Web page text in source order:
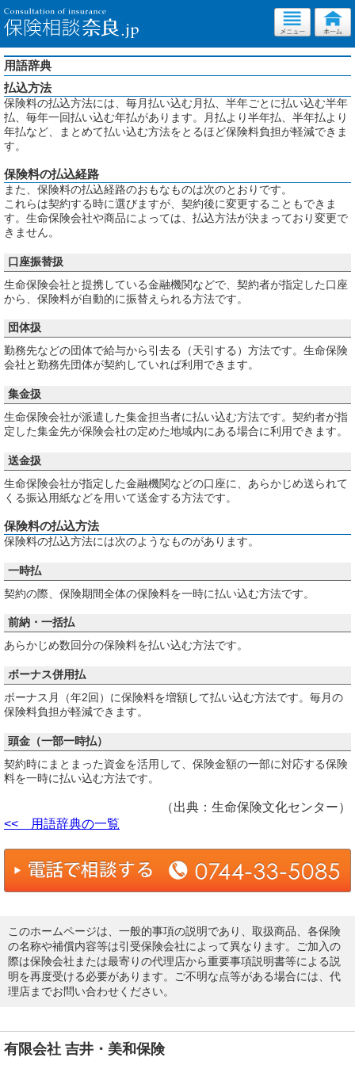
用語辞典
払込方法
保険料の払込方法には、毎月払い込む月払、半年ごとに払い込む半年
払、毎年一回払い込む年払があります。月払より半年払、半年払より
年払など、まとめて払い込む方法をとるほど保険料負担が軽減できま
す。
保険料の払込経路
また、保険料の払込経路のおもなものは次のとおりです。
これらは契約する時に選びますが、契約後に変更することもできま
す。生命保険会社や商品によっては、払込方法が決まっており変更で
きません。
口座振替扱
生命保険会社と提携している金融機関などで、契約者が指定した口座
から、保険料が自動的に振替えられる方法です。
団体扱
勤務先などの団体で給与から引去る（天引する）方法です。生命保険
会社と勤務先団体が契約していれば利用できます。
集金扱
生命保険会社が派遣した集金担当者に払い込む方法です。契約者が指
定した集金先が保険会社の定めた地域内にある場合に利用できます。
送金扱
生命保険会社が指定した金融機関などの口座に、あらかじめ送られて
くる振込用紙などを用いて送金する方法です。
保険料の払込方法
保険料の払込方法には次のようなものがあります。
一時払
契約の際、保険期間全体の保険料を一時に払い込む方法です。
前納・一括払
あらかじめ数回分の保険料を払い込む方法です。
ボーナス併用払
ボーナス月（年2回）に保険料を増額して払い込む方法です。毎月の
保険料負担が軽減できます。
頭金（一部一時払）
契約時にまとまった資金を活用して、保険金額の一部に対応する保険
料を一時に払い込む方法です。
（出典：生命保険文化センター）
<< 用語辞典の一覧
このホームページは、一般的事項の説明であり、取扱商品、各保険
の名称や補償内容等は引受保険会社によって異なります。ご加入の
際は保険会社または最寄りの代理店から重要事項説明書等による説
明を再度受ける必要があります。ご不明な点等がある場合には、代
理店までお問い合わせください。
有限会社 吉井・美和保険